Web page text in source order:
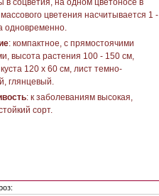
в соцветия, на одном цветоносе в
цветения насчитывается 1 -
одновременно.
: компактное, с прямостоячими
высота растения 100 - 150 см,
120 х 60 см, лист темно-
глянцевый.
: к заболеваниям высокая,
сорт.